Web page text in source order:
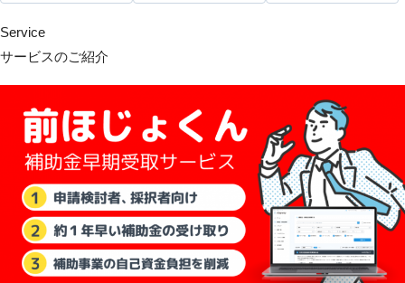
Service
サービスのご紹介